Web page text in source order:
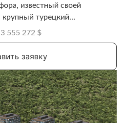
известный своей
турецкий
(REIT),
в крупных городах
555 272 $
заявку